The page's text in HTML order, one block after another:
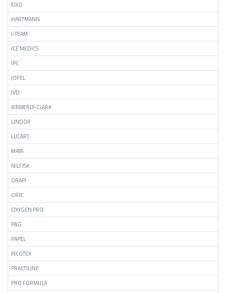
EIXO
HARTMANN
I-TEAM
ICE MEDICS
IPC
JOFEL
JVD
KIMBERLY-CLARK
LINDOR
LUCART
MAYA
NILFISK
ORAPI
ORIE
OXYGEN PRO
P&G
PAPEL
PICOTEX
PRACTILINE
PRO FORMULA